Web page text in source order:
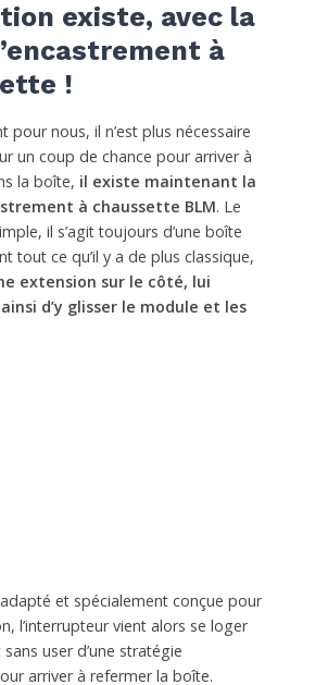
existe, avec la
à
!
pour nous, il n’est plus nécessaire
un coup de chance pour arriver à
la boîte, il existe maintenant la
à chaussette BLM. Le
il s’agit toujours d’une boîte
tout ce qu’il y a de plus classique,
extension sur le côté, lui
d’y glisser le module et les
et spécialement conçue pour
l’interrupteur vient alors se loger
user d’une stratégie
arriver à refermer la boîte.